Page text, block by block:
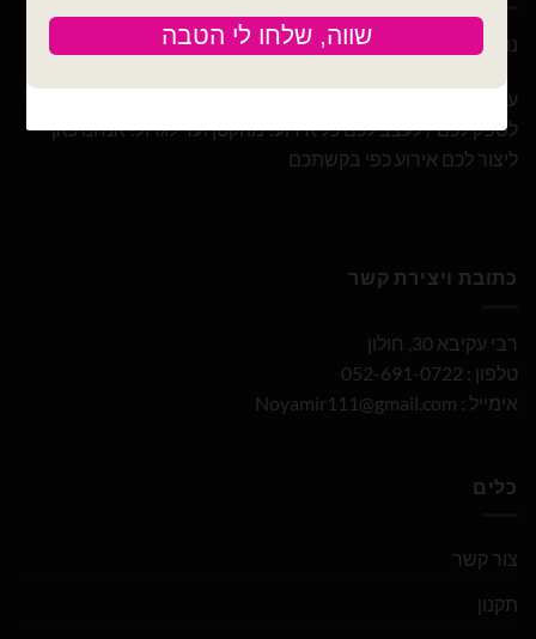
נוי עמיר – שיווק והפצה בלונים וציוד נלווה לצרכן ובסיטונאות
לספק לכם / לעצב לכם כל אירוע! מהקטן ועד לגדול! אנחנו כאן
ליצור לכם אירוע כפי בקשתכם
כתובת ויצירת קשר
רבי עקיבא 30, חולון
טלפון : 052-691-0722
אימייל : Noyamir111@gmail.com
כלים
צור קשר
תקנון